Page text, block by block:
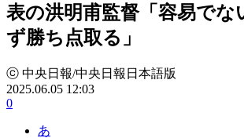
表の洪明甫監督「容易で
ず勝ち点取る」
ⓒ 中央日報/中央日報日本語版
2025.06.05 12:03
0
あ